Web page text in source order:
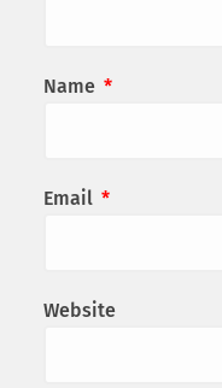
Name *
Email *
Website